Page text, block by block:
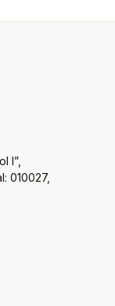
I”,
010027,